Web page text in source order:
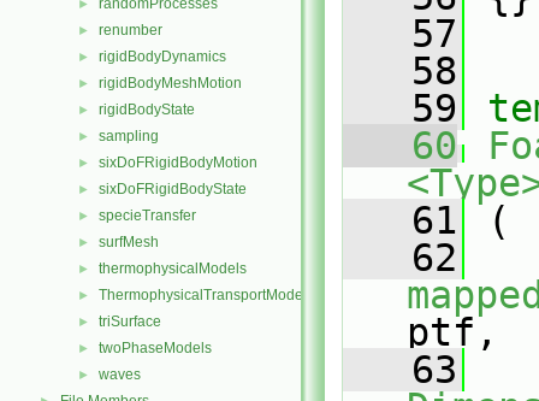
► randomProcesses
► renumber
► rigidBodyDynamics
► rigidBodyMeshMotion
► rigidBodyState
► sampling
► sixDoFRigidBodyMotion
► sixDoFRigidBodyState
► specieTransfer
► surfMesh
► thermophysicalModels
► ThermophysicalTransportModels
► triSurface
► twoPhaseModels
► waves
   57
   58
   59
   60
   61
(
   62
ptf,
   63